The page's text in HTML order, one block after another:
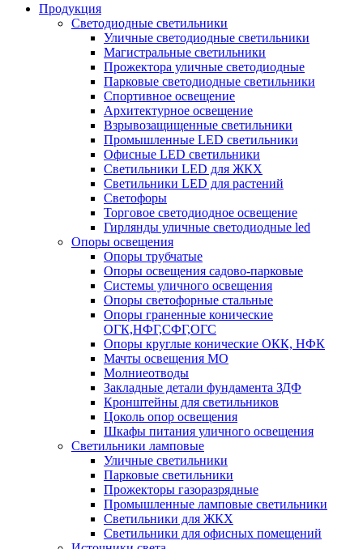
Продукция
Светодиодные светильники
Уличные светодиодные светильники
Магистральные светильники
Прожектора уличные светодиодные
Парковые светодиодные светильники
Спортивное освещение
Архитектурное освещение
Взрывозащищенные светильники
Промышленные LED светильники
Офисные LED светильники
Cветильники LED для ЖКХ
Светильники LED для растений
Светофоры
Торговое светодиодное освещение
Гирлянды уличные светодиодные led
Опоры освещения
Опоры трубчатые
Опоры освещения садово-парковые
Системы уличного освещения
Опоры светофорные стальные
Опоры граненные конические
ОГК,НФГ,СФГ,ОГС
Опоры круглые конические ОКК, НФК
Мачты освещения МО
Молниеотводы
Закладные детали фундамента ЗДФ
Кронштейны для светильников
Цоколь опор освещения
Шкафы питания уличного освещения
Светильники ламповые
Уличные светильники
Парковые светильники
Прожекторы газоразрядные
Промышленные ламповые светильники
Светильники для ЖКХ
Светильники для офисных помещений